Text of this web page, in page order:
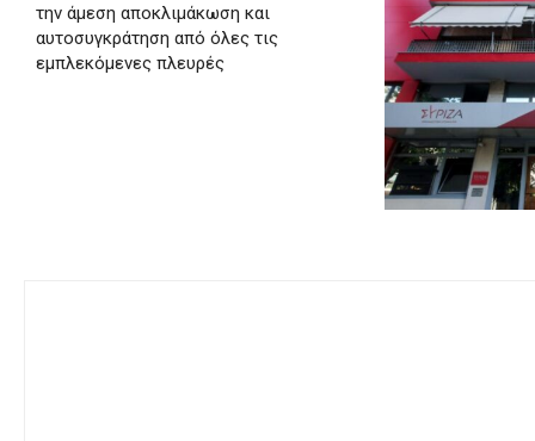
την άμεση αποκλιμάκωση και
αυτοσυγκράτηση από όλες τις
εμπλεκόμενες πλευρές